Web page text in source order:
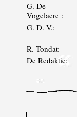
G. De
Vogelaere :
G. D. V.:
R. Tondat:
De Redaktie: